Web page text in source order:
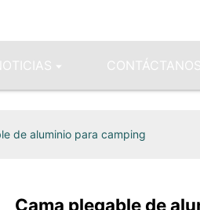
CONTÁCTANOS
de aluminio para camping
Cama plegable de